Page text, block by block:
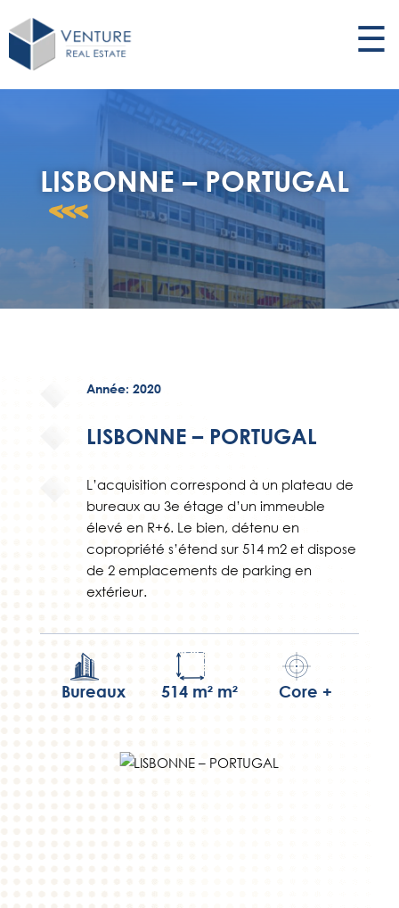
☰
LISBONNE – PORTUGAL
<<<
Année: 2020
LISBONNE – PORTUGAL
L’acquisition correspond à un plateau de
bureaux au 3e étage d’un immeuble
élevé en R+6. Le bien, détenu en
copropriété s’étend sur 514 m2 et dispose
de 2 emplacements de parking en
extérieur.
Bureaux 514 m² m² Core +